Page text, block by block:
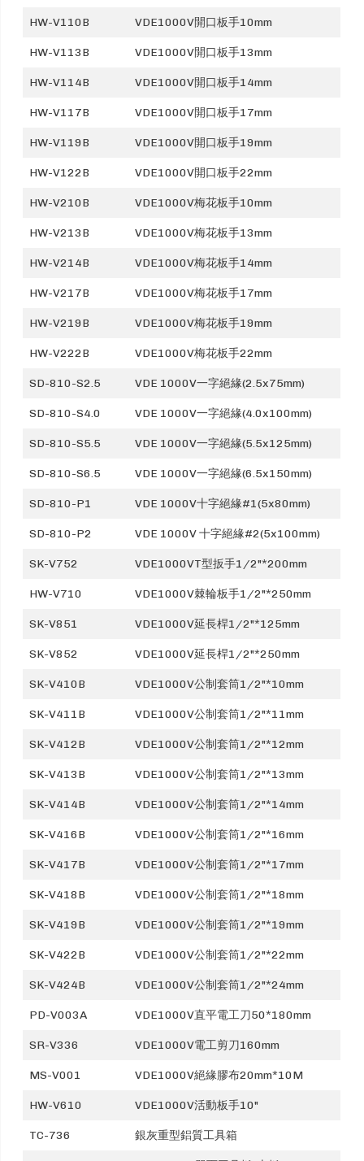
HW-V110B VDE1000V開口板手10mm
HW-V113B VDE1000V開口板手13mm
HW-V114B VDE1000V開口板手14mm
HW-V117B VDE1000V開口板手17mm
HW-V119B VDE1000V開口板手19mm
HW-V122B VDE1000V開口板手22mm
HW-V210B VDE1000V梅花板手10mm
HW-V213B VDE1000V梅花板手13mm
HW-V214B VDE1000V梅花板手14mm
HW-V217B VDE1000V梅花板手17mm
HW-V219B VDE1000V梅花板手19mm
HW-V222B VDE1000V梅花板手22mm
SD-810-S2.5 VDE 1000V一字絕緣(2.5x75mm)
SD-810-S4.0 VDE 1000V一字絕緣(4.0x100mm)
SD-810-S5.5 VDE 1000V一字絕緣(5.5x125mm)
SD-810-S6.5 VDE 1000V一字絕緣(6.5x150mm)
SD-810-P1 VDE 1000V十字絕緣#1(5x80mm)
SD-810-P2 VDE 1000V 十字絕緣#2(5x100mm)
SK-V752 VDE1000VT型扳手1/2"*200mm
HW-V710 VDE1000V棘輪板手1/2"*250mm
SK-V851 VDE1000V延長桿1/2"*125mm
SK-V852 VDE1000V延長桿1/2"*250mm
SK-V410B VDE1000V公制套筒1/2"*10mm
SK-V411B VDE1000V公制套筒1/2"*11mm
SK-V412B VDE1000V公制套筒1/2"*12mm
SK-V413B VDE1000V公制套筒1/2"*13mm
SK-V414B VDE1000V公制套筒1/2"*14mm
SK-V416B VDE1000V公制套筒1/2"*16mm
SK-V417B VDE1000V公制套筒1/2"*17mm
SK-V418B VDE1000V公制套筒1/2"*18mm
SK-V419B VDE1000V公制套筒1/2"*19mm
SK-V422B VDE1000V公制套筒1/2"*22mm
SK-V424B VDE1000V公制套筒1/2"*24mm
PD-V003A VDE1000V直平電工刀50*180mm
SR-V336 VDE1000V電工剪刀160mm
MS-V001 VDE1000V絕緣膠布20mm*10M
HW-V610 VDE1000V活動板手10"
TC-736 銀灰重型鋁質工具箱